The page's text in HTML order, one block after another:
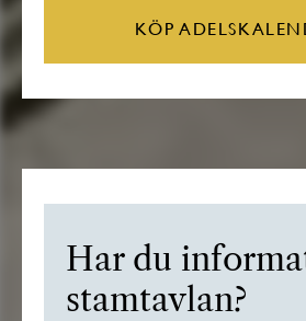
KÖP
Har du
stamtavlan?